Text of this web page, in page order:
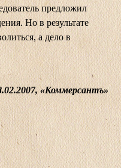
предложил
Но в результате
а дело в
«Коммерсантъ»